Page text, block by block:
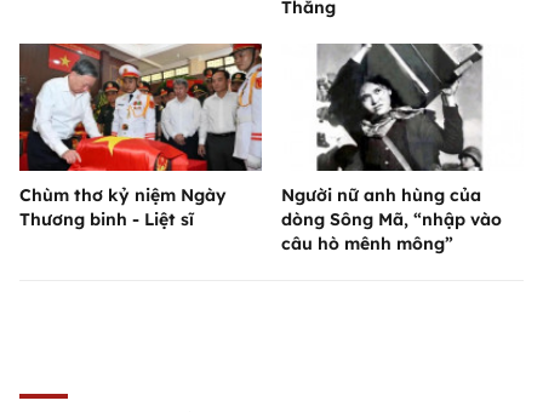
Thắng
Chùm thơ kỷ niệm Ngày
Thương binh - Liệt sĩ
Người nữ anh hùng của
dòng Sông Mã, “nhập vào
câu hò mênh mông”